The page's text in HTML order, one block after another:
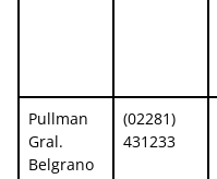
Pullman
Gral.
Belgrano
(02281)
431233